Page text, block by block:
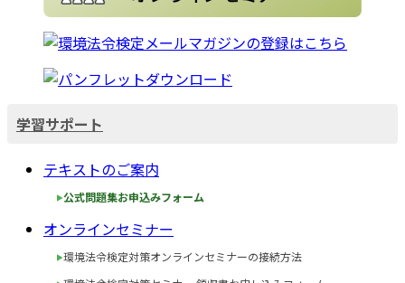
学習サポート
テキストのご案内
公式問題集お申込みフォーム
オンラインセミナー
環境法令検定対策オンラインセミナーの接続方法